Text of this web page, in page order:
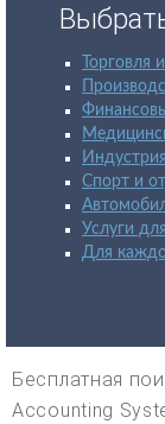
Торговля
Спорт и
Услуги
Для
Бесплатная
Accounting